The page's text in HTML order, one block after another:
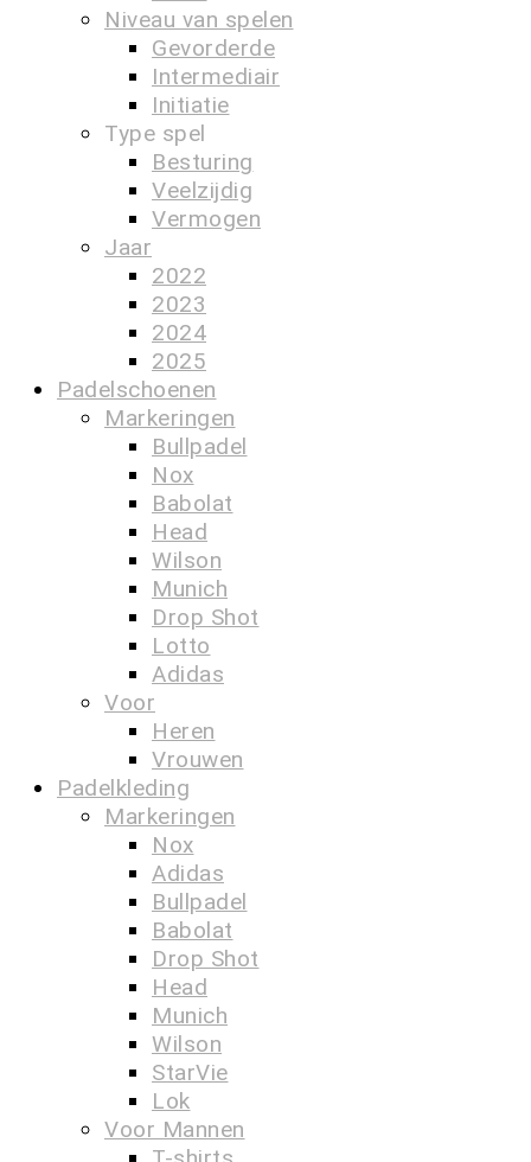
Niveau van spelen
Gevorderde
Intermediair
Initiatie
Type spel
Besturing
Veelzijdig
Vermogen
Jaar
2022
2023
2024
2025
Padelschoenen
Markeringen
Bullpadel
Nox
Babolat
Head
Wilson
Munich
Drop Shot
Lotto
Adidas
Voor
Heren
Vrouwen
Padelkleding
Markeringen
Nox
Adidas
Bullpadel
Babolat
Drop Shot
Head
Munich
Wilson
StarVie
Lok
Voor Mannen